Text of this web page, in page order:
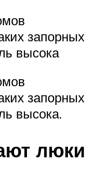
запорных
высока
запорных
высока.
люки